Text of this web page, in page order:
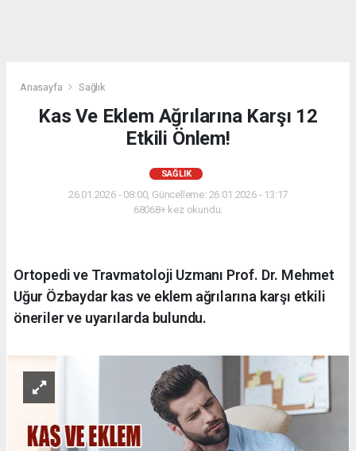
Anasayfa Sağlık
Kas Ve Eklem Ağrılarına Karşı 12
Etkili Önlem!
SAĞLIK
26.01.2026 - 08:00, Güncelleme: 26.01.2026 - 13:17
68068+ kez okundu.
Ortopedi ve Travmatoloji Uzmanı Prof. Dr. Mehmet
Uğur Özbaydar kas ve eklem ağrılarına karşı etkili
öneriler ve uyarılarda bulundu.